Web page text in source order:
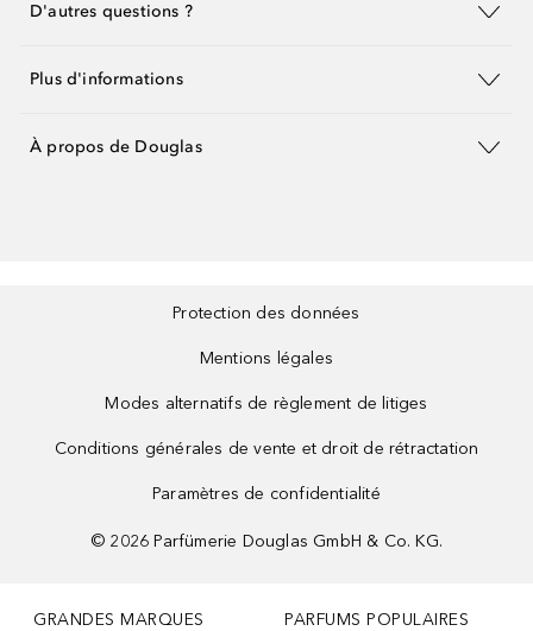
D'autres questions ?
Plus d'informations
À propos de Douglas
Protection des données
Mentions légales
Modes alternatifs de règlement de litiges
Conditions générales de vente et droit de rétractation
Paramètres de confidentialité
© 2026 Parfümerie Douglas GmbH & Co. KG.
GRANDES MARQUES PARFUMS POPULAIRES